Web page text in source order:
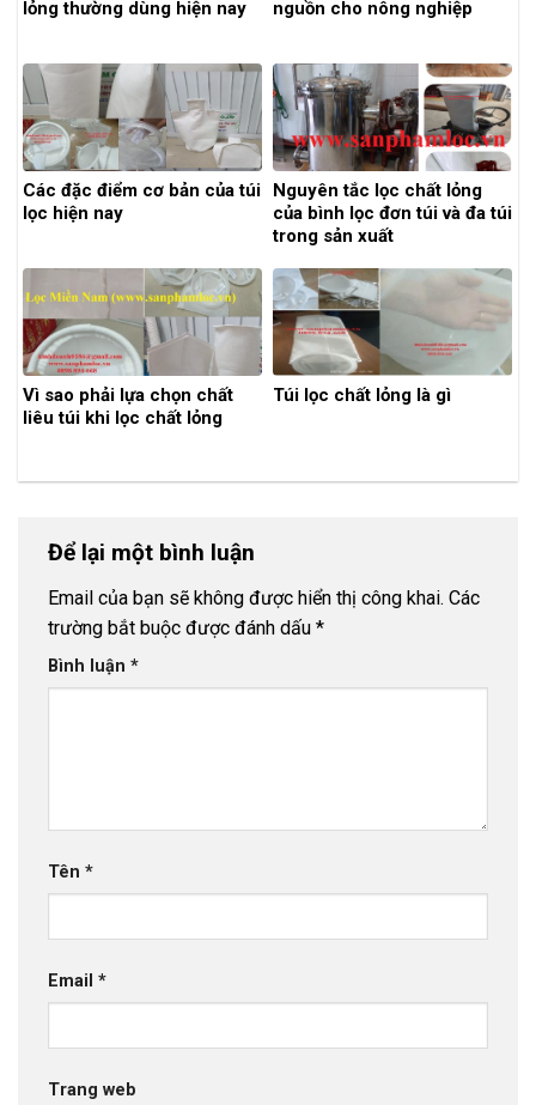
lỏng thường dùng hiện nay
nguồn cho nông nghiệp
Các đặc điểm cơ bản của túi
lọc hiện nay
Nguyên tắc lọc chất lỏng
của bình lọc đơn túi và đa túi
trong sản xuất
Vì sao phải lựa chọn chất
liêu túi khi lọc chất lỏng
Túi lọc chất lỏng là gì
Để lại một bình luận
Email của bạn sẽ không được hiển thị công khai. Các
trường bắt buộc được đánh dấu *
Bình luận *
Tên *
Email *
Trang web